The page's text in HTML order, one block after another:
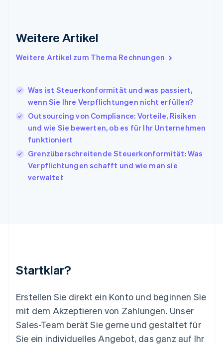
Weitere Artikel
Weitere Artikel zum Thema Rechnungen
Was ist Steuerkonformität und was passiert,
wenn Sie Ihre Verpflichtungen nicht erfüllen?
Outsourcing von Compliance: Vorteile, Risiken
und wie Sie bewerten, ob es für Ihr Unternehmen
funktioniert
Grenzüberschreitende Steuerkonformität: Was
Verpflichtungen schafft und wie man sie
verwaltet
Startklar?
Erstellen Sie direkt ein Konto und beginnen Sie
mit dem Akzeptieren von Zahlungen. Unser
Sales-Team berät Sie gerne und gestaltet für
Sie ein individuelles Angebot, das ganz auf Ihr
Griechenland
English
Italien
ItalianoEnglish
Japan
Kanada
EnglishFrançais
Kroatien
EnglishItaliano
English简体中文
English
Mexiko
Español English
Neuseeland
English